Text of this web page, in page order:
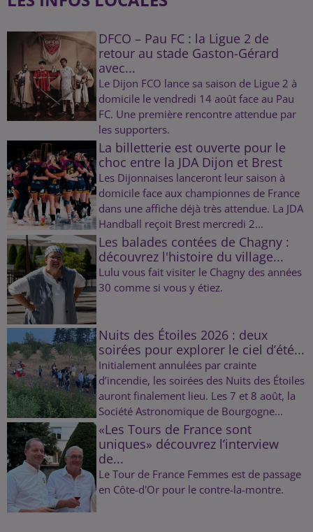
DFCO – Pau FC : la Ligue 2 de
retour au stade Gaston-Gérard
avec...
Le Dijon FCO lance sa saison de Ligue 2 à
domicile le vendredi 14 août face au Pau
FC. Une première rencontre attendue par
les supporters.
La billetterie est ouverte pour le
choc entre la JDA Dijon et Brest
Les Dijonnaises lanceront leur saison à
domicile face aux championnes de France
dans une affiche déjà très attendue. La JDA
Handball reçoit Brest mercredi 2...
Les balades contées de Chagny :
découvrez l'histoire du village...
Lulu vous fait visiter le Chagny des années
30 comme si vous y étiez.
Nuits des Étoiles 2026 : deux
soirées pour explorer le ciel d’été...
Initialement annulées par crainte
d’incendie, les soirées des Nuits des Étoiles
auront finalement lieu. Les 7 et 8 août, la
Société Astronomique de Bourgogne...
«Les Tours de France sont
uniques» découvrez l’interview
de...
Le Tour de France Femmes est de passage
en Côte-d'Or pour le contre-la-montre.